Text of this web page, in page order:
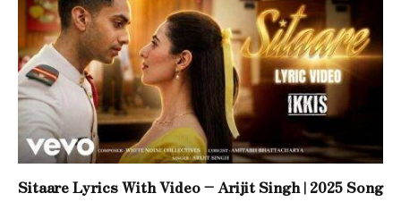
Sitaare Lyrics With Video – Arijit Singh | 2025 Song